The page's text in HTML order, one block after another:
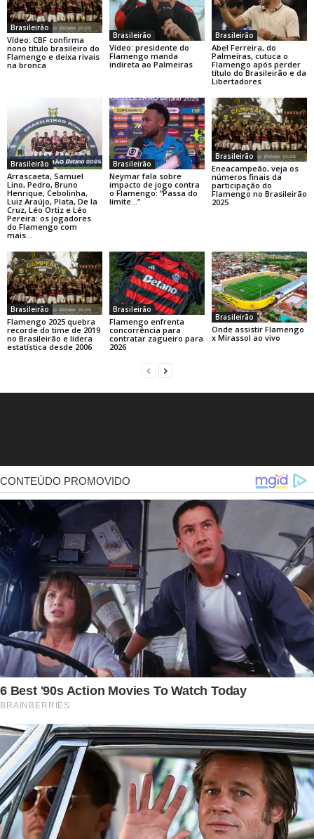
Brasileirão
Vídeo: CBF confirma
nono título brasileiro do
Flamengo e deixa rivais
na bronca
Brasileirão
Vídeo: presidente do
Flamengo manda
indireta ao Palmeiras
Brasileirão
Abel Ferreira, do
Palmeiras, cutuca o
Flamengo após perder
título do Brasileirão e da
Libertadores
Brasileirão
Arrascaeta, Samuel
Lino, Pedro, Bruno
Henrique, Cebolinha,
Luiz Araújo, Plata, De la
Cruz, Léo Ortiz e Léo
Pereira: os jogadores
do Flamengo com
mais...
Brasileirão
Neymar fala sobre
impacto de jogo contra
o Flamengo: “Passa do
limite…”
Brasileirão
Eneacampeão, veja os
números finais da
participação do
Flamengo no Brasileirão
2025
Brasileirão
Flamengo 2025 quebra
recorde do time de 2019
no Brasileirão e lidera
estatística desde 2006
Brasileirão
Flamengo enfrenta
concorrência para
contratar zagueiro para
2026
Brasileirão
Onde assistir Flamengo
x Mirassol ao vivo